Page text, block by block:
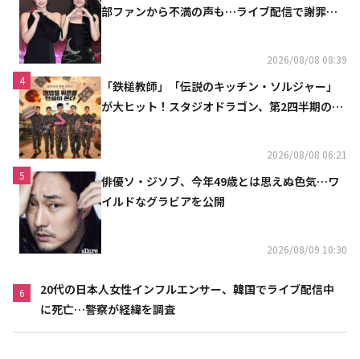
部ファンから不満の声も…ライブ配信で謝罪
2026/08/08 08:39
4
「鉄槌教師」「伝説のキッチン・ソルジャー」
が大ヒット！スタジオドラゴン、第2四半期の売
2026/08/08 06:21
5
俳優ソ・ジソブ、今年49歳とは思えぬ色気…ワ
イルドなグラビアを公開
2026/08/09 10:30
6
20代の日本人女性インフルエンサー、韓国でライブ配信中
に死亡…警察が経緯を調査